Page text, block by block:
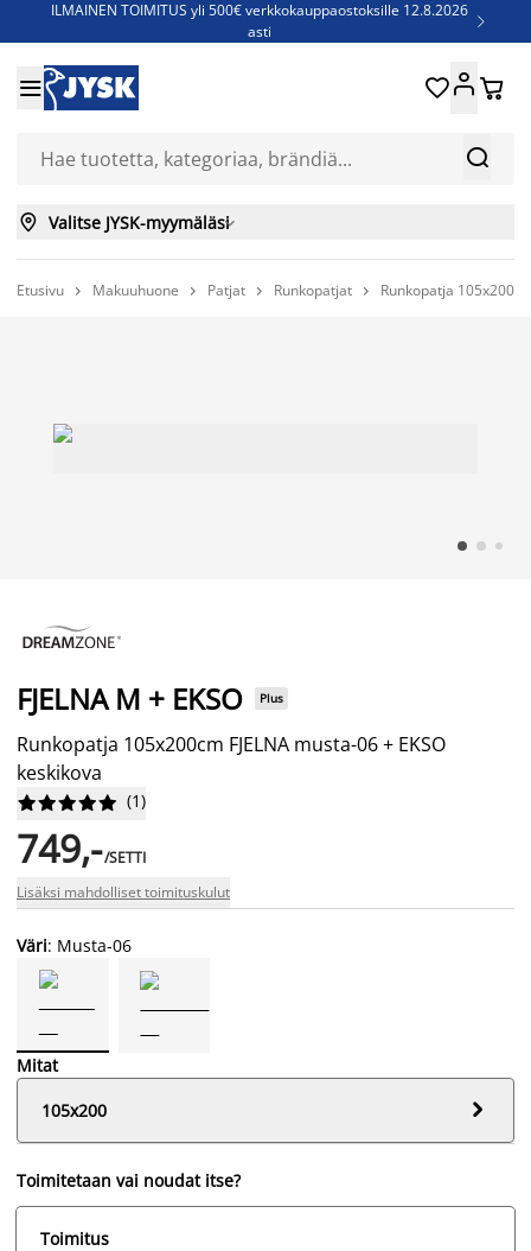
ILMAINEN TOIMITUS yli 500€ verkkokauppaostoksille 12.8.2026
asti

Jenkkisänkyjä - Säästä jopa 60%


 
 Valitse JYSK-myymäläsi
Etusivu  Makuuhuone  Patjat  Runkopatjat  Runkopatja
FJELNA M + EKSO Plus
Runkopatja 105x200cm FJELNA musta-06 + EKSO
keskikova





 (1)
749,-/SETTI
Lisäksi mahdolliset toimituskulut
Väri: Musta-06
Mitat
105x200

Toimitetaan vai noudat itse?
Toimitus